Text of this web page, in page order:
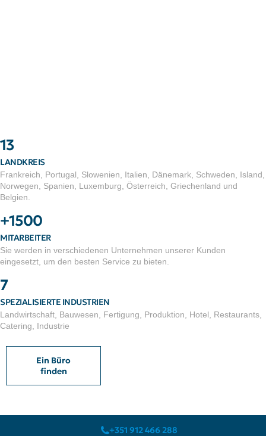
13
LANDKREIS
Frankreich, Portugal, Slowenien, Italien, Dänemark, Schweden, Island,
Norwegen, Spanien, Luxemburg, Österreich, Griechenland und
Belgien.
+1500
MITARBEITER
Sie werden in verschiedenen Unternehmen unserer Kunden
eingesetzt, um den besten Service zu bieten.
7
SPEZIALISIERTE INDUSTRIEN
Landwirtschaft, Bauwesen, Fertigung, Produktion, Hotel, Restaurants,
Catering, Industrie
Ein Büro
finden
+351 912 466 288